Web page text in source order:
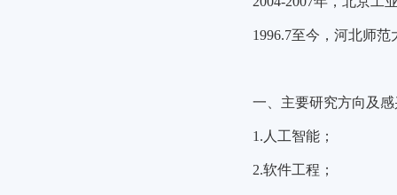
1996.7至今，河北师
一、主要研究方向及
1.人工智能；
2.软件工程；